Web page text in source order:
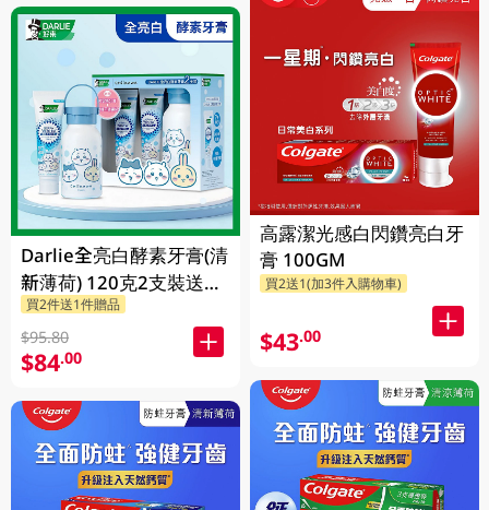
Darlie全亮白酵素牙膏(清
新薄荷) 120克2支裝送
Chiikawa便攜不鏽鋼杯
1PK
買2件送1件贈品
$95.80
$84.00
高露潔光感白閃鑽亮白牙
膏 100GM
買2送1(加3件入購物車)
$43.00